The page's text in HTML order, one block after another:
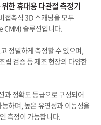
한 휴대용 다관절 측정기
촉식 3D 스캐닝을 모두
CMM) 솔루션입니다.
정밀하게 측정할 수 있으며,
립 검증 등 제조 현장의 다양한
정확도 등급으로 구성되어
하며, 높은 유연성과 이동성을
측정이 가능합니다.